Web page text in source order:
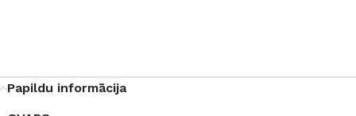
Papildu informācija